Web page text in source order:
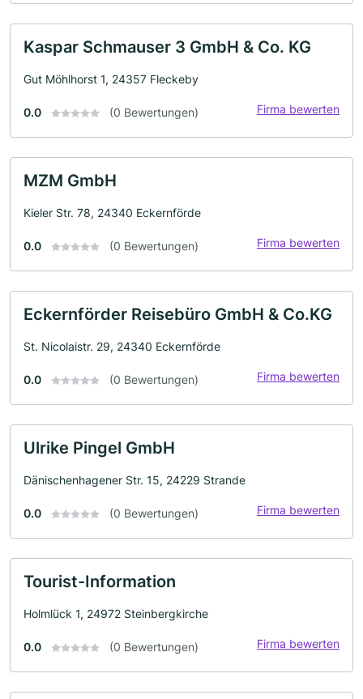
Kaspar Schmauser 3 GmbH & Co. KG
Gut Möhlhorst 1, 24357 Fleckeby
0.0 (0 Bewertungen) Firma bewerten
MZM GmbH
Kieler Str. 78, 24340 Eckernförde
0.0 (0 Bewertungen) Firma bewerten
Eckernförder Reisebüro GmbH & Co.KG
St. Nicolaistr. 29, 24340 Eckernförde
0.0 (0 Bewertungen) Firma bewerten
Ulrike Pingel GmbH
Dänischenhagener Str. 15, 24229 Strande
0.0 (0 Bewertungen) Firma bewerten
Tourist-Information
Holmlück 1, 24972 Steinbergkirche
0.0 (0 Bewertungen) Firma bewerten